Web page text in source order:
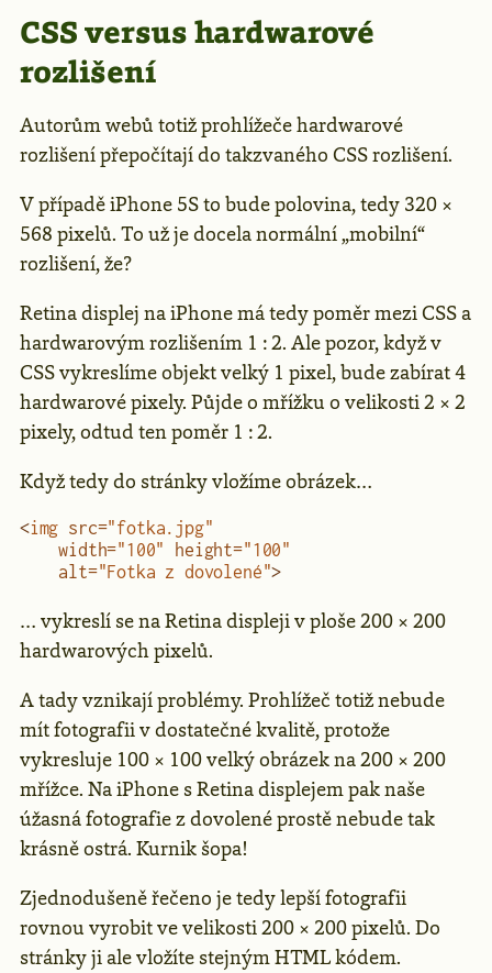
CSS versus hardwarové
rozlišení
Autorům webů totiž prohlížeče hardwarové
rozlišení přepočítají do takzvaného CSS rozlišení.
V případě iPhone 5S to bude polovina, tedy 320 ×
568 pixelů. To už je docela normální „mobilní“
rozlišení, že?
Retina displej na iPhone má tedy poměr mezi CSS a
hardwarovým rozlišením 1 : 2. Ale pozor, když v
CSS vykreslíme objekt velký 1 pixel, bude zabírat 4
hardwarové pixely. Půjde o mřížku o velikosti 2 × 2
pixely, odtud ten poměr 1 : 2.
Když tedy do stránky vložíme obrázek…
<img src="fotka.jpg"
    width
="100" height="100"
    alt
="Fotka z dovolené">
… vykreslí se na Retina displeji v ploše 200 × 200
hardwarových pixelů.
A tady vznikají problémy. Prohlížeč totiž nebude
mít fotografii v dostatečné kvalitě, protože
vykresluje 100 × 100 velký obrázek na 200 × 200
mřížce. Na iPhone s Retina displejem pak naše
úžasná fotografie z dovolené prostě nebude tak
krásně ostrá. Kurnik šopa!
Zjednodušeně řečeno je tedy lepší fotografii
rovnou vyrobit ve velikosti 200 × 200 pixelů. Do
stránky ji ale vložíte stejným HTML kódem.